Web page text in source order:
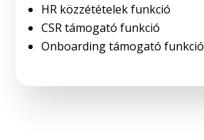
HR közzétételek funkció
CSR támogató funkció
Onboarding támogató funkció